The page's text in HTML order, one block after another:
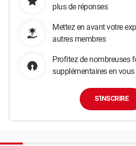
plus de réponses
Mettez en avant votre
autres membres
Profitez de nombreuses
supplémentaires en
S'INSCRIRE